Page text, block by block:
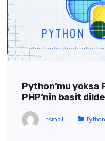
Python’mu yoksa
PHP’nin basit
esmail Python